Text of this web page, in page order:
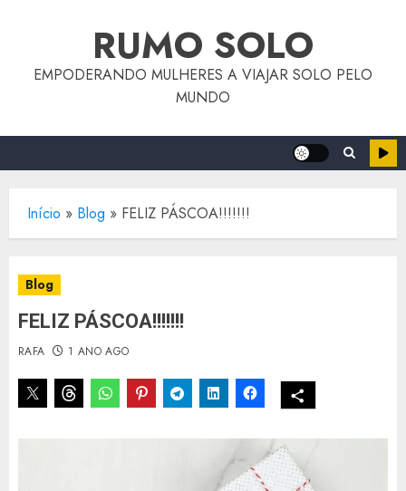
RUMO SOLO
EMPODERANDO MULHERES A VIAJAR SOLO PELO
MUNDO
Início » Blog » FELIZ PÁSCOA!!!!!!!
Blog
FELIZ PÁSCOA!!!!!!!
RAFA 1 ANO AGO